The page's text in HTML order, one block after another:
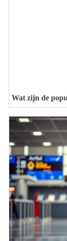
Wat zijn de